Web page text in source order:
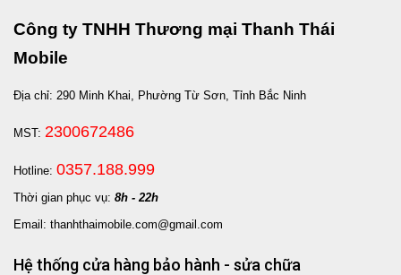
Công ty TNHH Thương mại Thanh Thái
Mobile
Địa chỉ: 290 Minh Khai, Phường Từ Sơn, Tỉnh Bắc Ninh
MST: 2300672486
Hotline: 0357.188.999
Thời gian phục vụ: 8h - 22h
Email: thanhthaimobile.com@gmail.com
Hệ thống cửa hàng bảo hành - sửa chữa